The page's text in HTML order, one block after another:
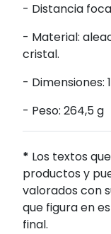
- Distancia
- Material:
cristal.
- Dimensiones:
- Peso: 264,5 g
* Los textos
productos y
valorados con
que figura en
final.